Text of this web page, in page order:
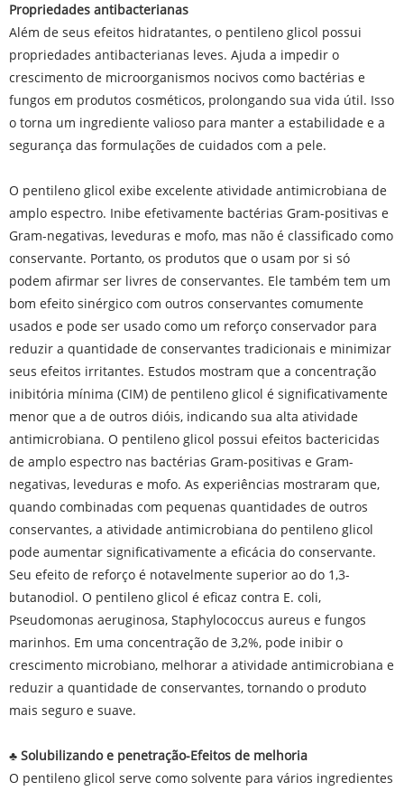
Propriedades antibacterianas
Além de seus efeitos hidratantes, o pentileno glicol possui
propriedades antibacterianas leves. Ajuda a impedir o
crescimento de microorganismos nocivos como bactérias e
fungos em produtos cosméticos, prolongando sua vida útil. Isso
o torna um ingrediente valioso para manter a estabilidade e a
segurança das formulações de cuidados com a pele.
O pentileno glicol exibe excelente atividade antimicrobiana de
amplo espectro. Inibe efetivamente bactérias Gram-positivas e
Gram-negativas, leveduras e mofo, mas não é classificado como
conservante. Portanto, os produtos que o usam por si só
podem afirmar ser livres de conservantes. Ele também tem um
bom efeito sinérgico com outros conservantes comumente
usados ​​e pode ser usado como um reforço conservador para
reduzir a quantidade de conservantes tradicionais e minimizar
seus efeitos irritantes. Estudos mostram que a concentração
inibitória mínima (CIM) de pentileno glicol é significativamente
menor que a de outros dióis, indicando sua alta atividade
antimicrobiana. O pentileno glicol possui efeitos bactericidas
de amplo espectro nas bactérias Gram-positivas e Gram-
negativas, leveduras e mofo. As experiências mostraram que,
quando combinadas com pequenas quantidades de outros
conservantes, a atividade antimicrobiana do pentileno glicol
pode aumentar significativamente a eficácia do conservante.
Seu efeito de reforço é notavelmente superior ao do 1,3-
butanodiol. O pentileno glicol é eficaz contra E. coli,
Pseudomonas aeruginosa, Staphylococcus aureus e fungos
marinhos. Em uma concentração de 3,2%, pode inibir o
crescimento microbiano, melhorar a atividade antimicrobiana e
reduzir a quantidade de conservantes, tornando o produto
mais seguro e suave.
♣ Solubilizando e penetração-Efeitos de melhoria
O pentileno glicol serve como solvente para vários ingredientes